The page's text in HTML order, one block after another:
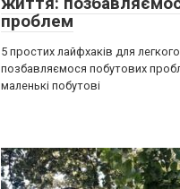
проблем
5 простих лайфхаків для
позбавляємося побутових
маленькі побутові